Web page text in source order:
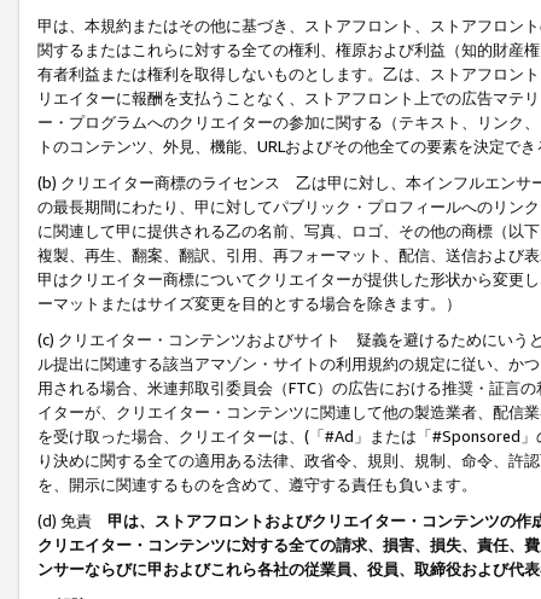
甲は、本規約またはその他に基づき、ストアフロント、ストアフロン
関するまたはこれらに対する全ての権利、権原および利益（知的財産
有者利益または権利を取得しないものとします。乙は、ストアフロン
リエイターに報酬を支払うことなく、ストアフロント上での広告マテ
ー・プログラムへのクリエイターの参加に関する（テキスト、リンク
トのコンテンツ、外見、機能、URLおよびその他全ての要素を決定で
(b) クリエイター商標のライセンス 乙は甲に対し、本インフルエンサ
の最長期間にわたり、甲に対してパブリック・プロフィールへのリン
に関連して甲に提供される乙の名前、写真、ロゴ、その他の商標（以
複製、再生、翻案、翻訳、引用、再フォーマット、配信、送信および
甲はクリエイター商標についてクリエイターが提供した形状から変更
ーマットまたはサイズ変更を目的とする場合を除きます。）
(c) クリエイター・コンテンツおよびサイト 疑義を避けるためにいう
ル提出に関連する該当アマゾン・サイトの利用規約の規定に従い、か
用される場合、米連邦取引委員会（FTC）の広告における推奨・証言
イターが、クリエイター・コンテンツに関連して他の製造業者、配信
を受け取った場合、クリエイターは、(「#Ad」または「#Sponsored
り決めに関する全ての適用ある法律、政省令、規則、規制、命令、許
を、開示に関連するものを含めて、遵守する責任も負います。
(d) 免責 甲は、ストアフロントおよびクリエイター・コンテンツの
クリエイター・コンテンツに対する全ての請求、損害、損失、責任、
ンサーならびに甲およびこれら各社の従業員、役員、取締役および代